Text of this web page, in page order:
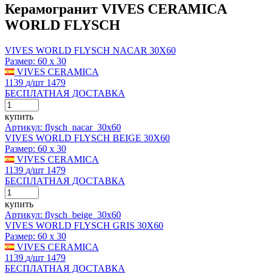
Керамогранит VIVES CERAMICA
WORLD FLYSCH
VIVES WORLD FLYSCH NACAR 30X60
Размер: 60 x 30
VIVES CERAMICA
1139 д/шт 1479
БЕСПЛАТНАЯ ДОСТАВКА
купить
Артикул: flysch_nacar_30x60
VIVES WORLD FLYSCH BEIGE 30X60
Размер: 60 x 30
VIVES CERAMICA
1139 д/шт 1479
БЕСПЛАТНАЯ ДОСТАВКА
купить
Артикул: flysch_beige_30x60
VIVES WORLD FLYSCH GRIS 30X60
Размер: 60 x 30
VIVES CERAMICA
1139 д/шт 1479
БЕСПЛАТНАЯ ДОСТАВКА